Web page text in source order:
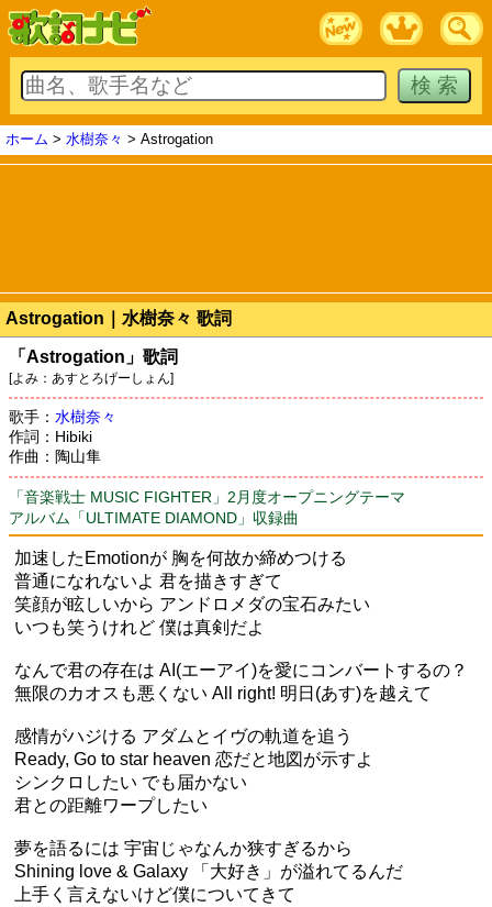
ホーム > 水樹奈々 > Astrogation
Astrogation｜水樹奈々 歌詞
「Astrogation」歌詞
[よみ：あすとろげーしょん]
歌手： 水樹奈々
作詞：Hibiki
作曲：陶山隼
「音楽戦士 MUSIC FIGHTER」2月度オープニングテーマ
アルバム「ULTIMATE DIAMOND」収録曲
加速したEmotionが 胸を何故か締めつける
普通になれないよ 君を描きすぎて
笑顔が眩しいから アンドロメダの宝石みたい
いつも笑うけれど 僕は真剣だよ
なんで君の存在は AI(エーアイ)を愛にコンバートするの？
無限のカオスも悪くない All right! 明日(あす)を越えて
感情がハジける アダムとイヴの軌道を追う
Ready, Go to star heaven 恋だと地図が示すよ
シンクロしたい でも届かない
君との距離ワープしたい
夢を語るには 宇宙じゃなんか狭すぎるから
Shining love & Galaxy 「大好き」が溢れてるんだ
上手く言えないけど僕についてきて